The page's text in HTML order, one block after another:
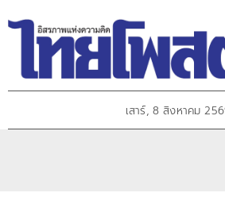
เสาร์, 8 สิงหาคม